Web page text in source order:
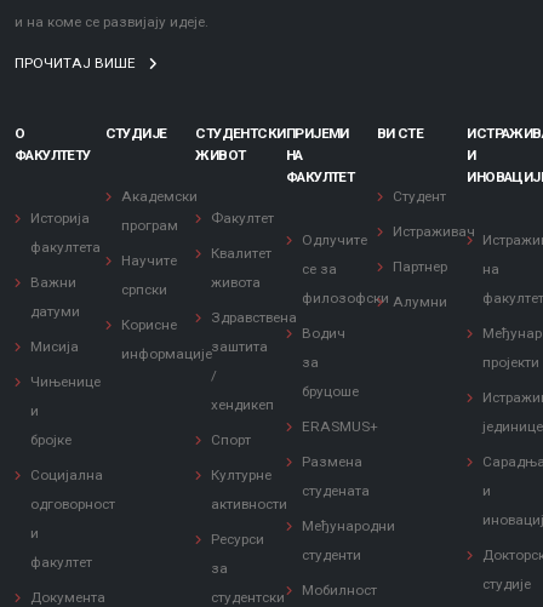
и на коме се развијају идеје.
ПРОЧИТАЈ ВИШЕ
О
ФАКУЛТЕТУ
Историја
факултета
Важни
датуми
Мисија
Чињенице
и
бројке
Социјална
одговорност
и
факултет
Документа
СТУДИЈЕ
Академски
програм
Научите
српски
Корисне
информације
СТУДЕНТСКИ
ЖИВОТ
Факултет
Квалитет
живота
Здравствена
заштита
/
хендикеп
Спорт
Културне
активности
Ресурси
за
студентски
ПРИЈЕМИ
НА
ФАКУЛТЕТ
Одлучите
се за
филозофски
Водич
за
бруцоше
ERASMUS+
Размена
студената
Међународни
студенти
Мобилност
ВИ СТЕ
Студент
Истраживач
Партнер
Алумни
И
на
пројекти
јединице
и
студије